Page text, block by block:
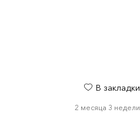
В закладки
2 месяца 3 недели